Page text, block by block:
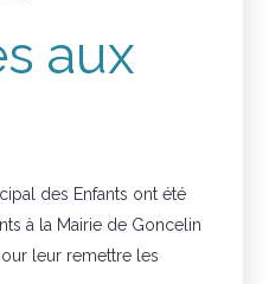
aux
des Enfants ont été
à la Mairie de Goncelin
leur remettre les